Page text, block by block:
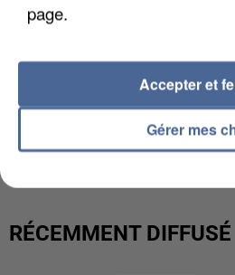
L’UN DES FONDATEURS
MAFIA INTERPELLÉ EN
RÉCEMMENT DIFFUSÉ
page.
Gérer mes
Accepter et